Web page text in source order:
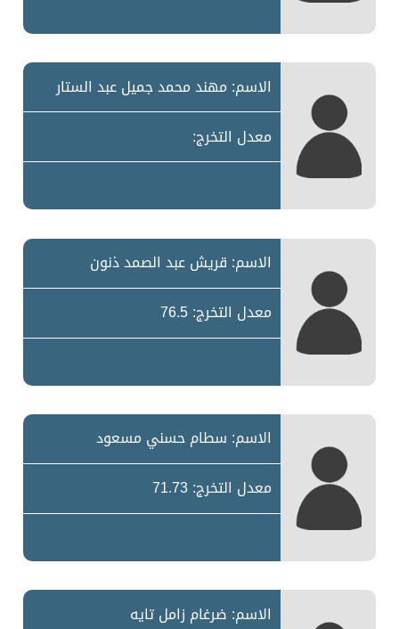
الاسم: مهند محمد جميل عبد الستار
معدل التخرج:
الاسم: قريش عبد الصمد ذنون
معدل التخرج: 76.5
الاسم: سطام حسني مسعود
معدل التخرج: 71.73
الاسم: ضرغام زامل تايه